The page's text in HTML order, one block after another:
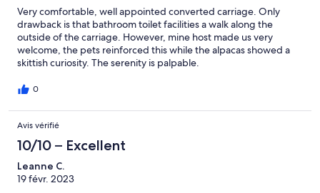
Very comfortable, well appointed converted carriage. Only
drawback is that bathroom toilet facilities a walk along the
outside of the carriage. However, mine host made us very
welcome, the pets reinforced this while the alpacas showed a
skittish curiosity. The serenity is palpable.
0
Avis vérifié
10/10 – Excellent
Leanne C.
19 févr. 2023